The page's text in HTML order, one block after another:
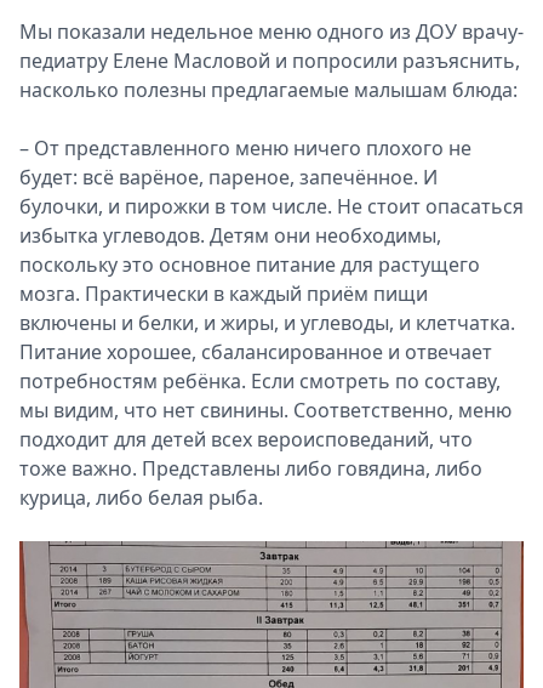
Мы показали недельное меню одного из ДОУ врачу-
педиатру Елене Масловой и попросили разъяснить,
насколько полезны предлагаемые малышам блюда:
– От представленного меню ничего плохого не
будет: всё варёное, пареное, запечённое. И
булочки, и пирожки в том числе. Не стоит опасаться
избытка углеводов. Детям они необходимы,
поскольку это основное питание для растущего
мозга. Практически в каждый приём пищи
включены и белки, и жиры, и углеводы, и клетчатка.
Питание хорошее, сбалансированное и отвечает
потребностям ребёнка. Если смотреть по составу,
мы видим, что нет свинины. Соответственно, меню
подходит для детей всех вероисповеданий, что
тоже важно. Представлены либо говядина, либо
курица, либо белая рыба.